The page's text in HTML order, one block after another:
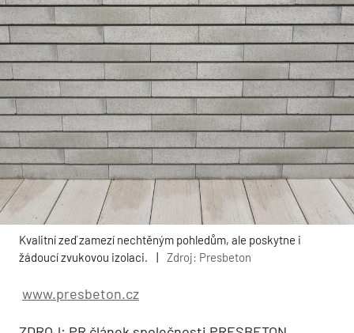
Kvalitní zeď zamezí nechtěným pohledům, ale poskytne i
žádoucí zvukovou izolaci.
| Zdroj: Presbeton
www.presbeton.cz